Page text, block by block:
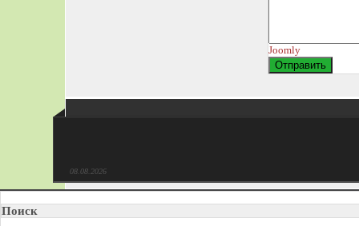
Joomly
Отправить
08.08.2026
Поиск